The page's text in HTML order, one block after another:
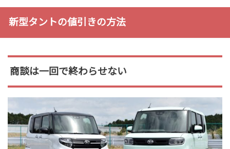
新型タントの値引きの方法
商談は一回で終わらせない